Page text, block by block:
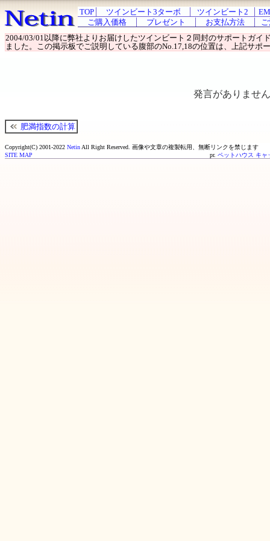
TOP ツインビート3ターボ ツインビート2
ご購入価格
プレゼント お支払方法
2004/03/01以降に弊社よりお届けしたツインビート２同封のサポートガイ
ました。この掲示板でご説明している腹部のNo.17,18の位置は、上記サポ
発言がありませ
肥満指数の計算
Copyright(C) 2001-2022 Netin All Right Reserved. 画像や文章の複製転用、無断リンクを禁じます
SITE MAP
pr. ペットハウス キャ